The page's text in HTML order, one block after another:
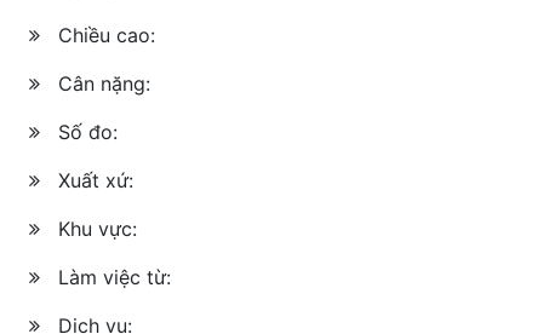
Chiều cao:
Cân nặng:
Số đo:
Xuất xứ:
Khu vực:
Làm việc từ:
Dịch vụ: